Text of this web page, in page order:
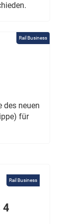
Rail Business
des neuen
für
Rail Business
4